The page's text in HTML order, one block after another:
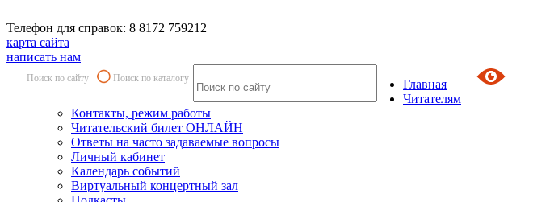
Телефон для справок: 8 8172 759212
карта сайта
написать нам
Поиск по сайту Поиск по каталогу
Главная
Читателям
Контакты, режим работы
Читательский билет ОНЛАЙН
Ответы на часто задаваемые вопросы
Личный кабинет
Календарь событий
Виртуальный концертный зал